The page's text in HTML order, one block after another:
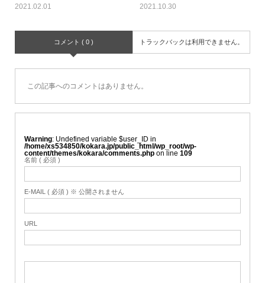
2021.02.01 2021.10.30
コメント ( 0 ) トラックバックは利用できません。
この記事へのコメントはありません。
Warning : Undefined variable $user_ID in
/home/xs534850/kokara.jp/public_html/wp_root/wp-
content/themes/kokara/comments.phpon line 109
名前 ( 必須 )
E-MAIL ( 必須 ) ※ 公開されません
URL